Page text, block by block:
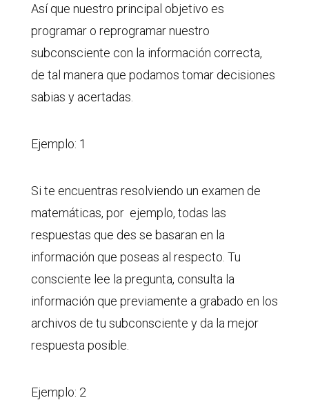
Así que nuestro principal objetivo es
programar o reprogramar nuestro
subconsciente con la información correcta,
de tal manera que podamos tomar decisiones
sabias y acertadas.
Ejemplo: 1
Si te encuentras resolviendo un examen de
matemáticas, por ejemplo, todas las
respuestas que des se basaran en la
información que poseas al respecto. Tu
consciente lee la pregunta, consulta la
información que previamente a grabado en los
archivos de tu subconsciente y da la mejor
respuesta posible.
Ejemplo: 2